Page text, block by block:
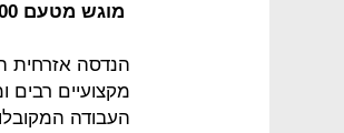
מוגש מטעם DUN'S 100
הנדסה אזרחית
מקצועיים רבים
העבודה